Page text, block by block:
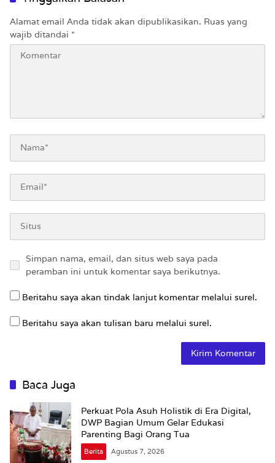
Alamat email Anda tidak akan dipublikasikan. Ruas yang
wajib ditandai *
Simpan nama, email, dan situs web saya pada
peramban ini untuk komentar saya berikutnya.
Beritahu saya akan tindak lanjut komentar melalui surel.
Beritahu saya akan tulisan baru melalui surel.
Baca Juga
Perkuat Pola Asuh Holistik di Era Digital,
DWP Bagian Umum Gelar Edukasi
Parenting Bagi Orang Tua
Berita Agustus 7, 2026